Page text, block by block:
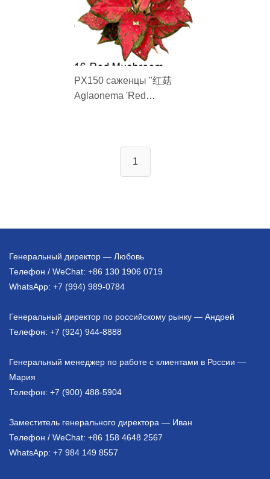
PX150 саженцы "红菇
Aglaonema 'Red
1
Генеральный директор — Любовь
Телефон / WeChat: +86 130 1906 0719
WhatsApp: +7 (994) 989-0784
Генеральный директор по российскому рынку — Андрей
Телефон: +7 (924) 944-8888
Генеральный менеджер по работе с клиентами в России —
Мария
Телефон: +7 (900) 488-5904
Заместитель генерального директора — Иван
Телефон / WeChat: +86 158 4648 2567
WhatsApp: +7 984 149 8557